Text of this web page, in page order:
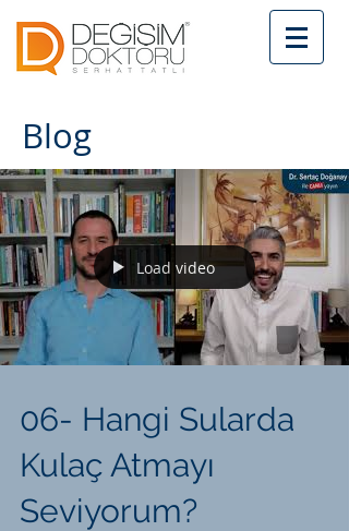
Blog
Load video
06- Hangi Sularda
Kulaç Atmayı
Seviyorum?